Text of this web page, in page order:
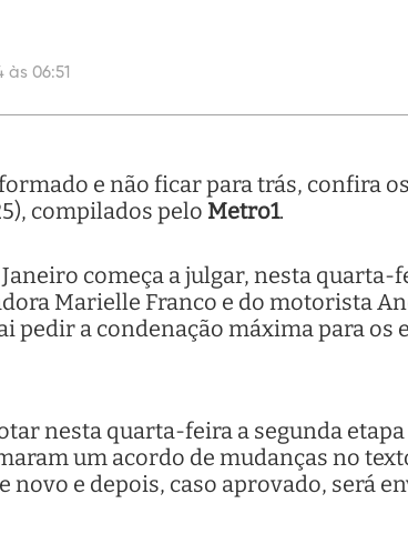
06:51
e não ficar para trás, confira
compilados pelo Metro1.
começa a julgar, nesta quarta-
Marielle Franco e do motorista
pedir a condenação máxima para
nesta quarta-feira a segunda
um acordo de mudanças no
novo e depois, caso aprovado, será